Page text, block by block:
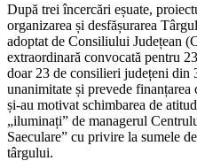
După trei încercări eșuate,
organizarea și desfășurarea
adoptat de Consiliului Județean
extraordinară convocată pentru
doar 23 de consilieri județeni din
unanimitate și prevede
și-au motivat schimbarea de
„iluminați” de managerul
Saeculare” cu privire la sumele
târgului.